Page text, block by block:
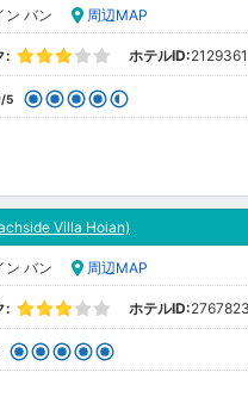
ン バン 周辺MAP
: ホテルID:2129361
/5
Villa Hoian)
ン バン 周辺MAP
: ホテルID:2767823